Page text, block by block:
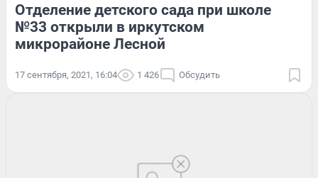
Отделение детского сада при школе
№33 открыли в иркутском
микрорайоне Лесной
17 сентября, 2021, 16:04 1 426 Обсудить